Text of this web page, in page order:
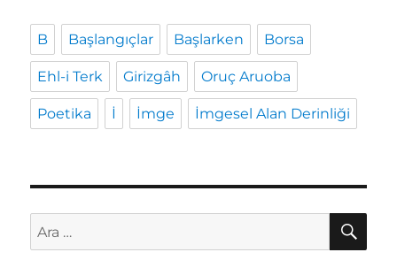
B Başlangıçlar Başlarken Borsa
Ehl-i Terk Girizgâh Oruç Aruoba
Poetika İ İmge İmgesel Alan Derinliği
Ara: